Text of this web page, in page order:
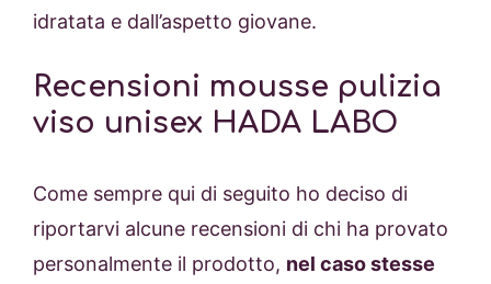
idratata e dall’aspetto giovane.
Recensioni mousse pulizia
viso unisex HADA LABO
Come sempre qui di seguito ho deciso di
riportarvi alcune recensioni di chi ha provato
personalmente il prodotto, nel caso stesse